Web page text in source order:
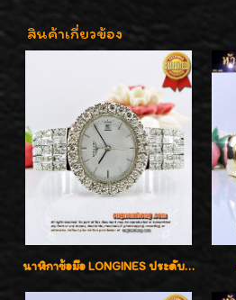
สินค้าเกี่ยวข้อง
นาฬิกาข้อมือ LONGINES ประดับเพชร 5.20 กะรัต ใส่เล่น ใส่ออกงานหรูหราไฮโซค่ะ